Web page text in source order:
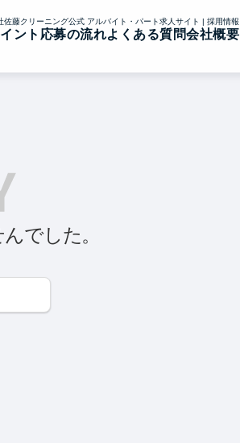
佐藤クリーニング公式 アルバイト・パート求人サイト | 採用情報
ント 応募の流れよくある質問会社概要
でした。